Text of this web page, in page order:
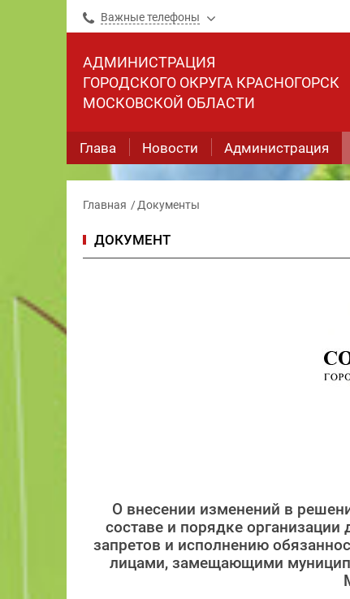
Важные телефоны
АДМИНИСТРАЦИЯ
ГОРОДСКОГО ОКРУГА КРАСНОГОРСК
МОСКОВСКОЙ ОБЛАСТИ
Глава Новости Администрация
Главная Документы
ДОКУМЕНТ
О внесении изменений в
составе и порядке
запретов и исполнению
лицами, замещающими